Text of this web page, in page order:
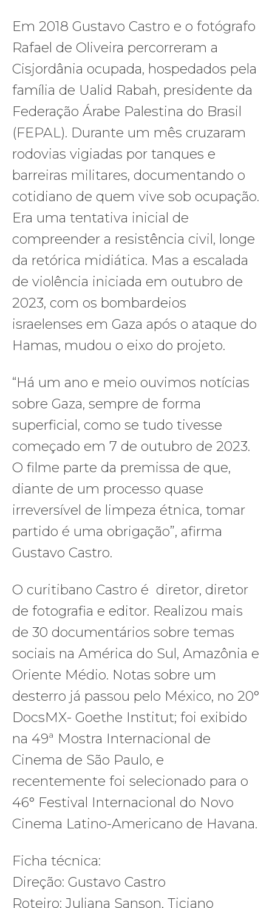
Em 2018 Gustavo Castro e o fotógrafo
Rafael de Oliveira percorreram a
Cisjordânia ocupada, hospedados pela
família de Ualid Rabah, presidente da
Federação Árabe Palestina do Brasil
(FEPAL). Durante um mês cruzaram
rodovias vigiadas por tanques e
barreiras militares, documentando o
cotidiano de quem vive sob ocupação.
Era uma tentativa inicial de
compreender a resistência civil, longe
da retórica midiática. Mas a escalada
de violência iniciada em outubro de
2023, com os bombardeios
israelenses em Gaza após o ataque do
Hamas, mudou o eixo do projeto.
“Há um ano e meio ouvimos notícias
sobre Gaza, sempre de forma
superficial, como se tudo tivesse
começado em 7 de outubro de 2023.
O filme parte da premissa de que,
diante de um processo quase
irreversível de limpeza étnica, tomar
partido é uma obrigação”, afirma
Gustavo Castro.
O curitibano Castro é diretor, diretor
de fotografia e editor. Realizou mais
de 30 documentários sobre temas
sociais na América do Sul, Amazônia e
Oriente Médio. Notas sobre um
desterro já passou pelo México, no 20°
DocsMX- Goethe Institut; foi exibido
na 49ª Mostra Internacional de
Cinema de São Paulo, e
recentemente foi selecionado para o
46° Festival Internacional do Novo
Cinema Latino-Americano de Havana.
Ficha técnica:
Direção: Gustavo Castro
Roteiro: Juliana Sanson, Ticiano